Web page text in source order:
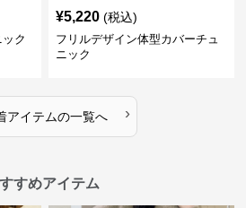
ク
¥5,220 (税込)
フリルデザイン体型カバーチュ
ニック
アイテムの一覧へ ›
すめアイテム